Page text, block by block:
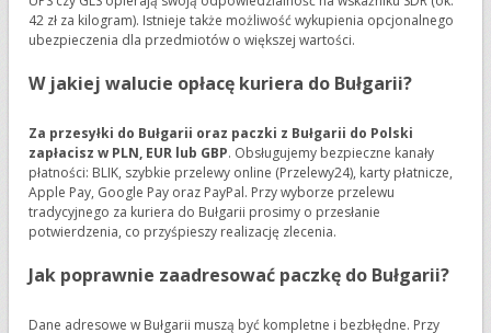
42 zł za kilogram). Istnieje także możliwość wykupienia opcjonalnego
ubezpieczenia dla przedmiotów o większej wartości.
W jakiej walucie opłacę kuriera do Bułgarii?
Za przesyłki do Bułgarii oraz paczki z Bułgarii do Polski
zapłacisz w PLN, EUR lub GBP. Obsługujemy bezpieczne kanały
płatności: BLIK, szybkie przelewy online (Przelewy24), karty płatnicze,
Apple Pay, Google Pay oraz PayPal. Przy wyborze przelewu
tradycyjnego za kuriera do Bułgarii prosimy o przesłanie
potwierdzenia, co przyśpieszy realizację zlecenia.
Jak poprawnie zaadresować paczkę do Bułgarii?
Dane adresowe w Bułgarii muszą być kompletne i bezbłędne. Przy